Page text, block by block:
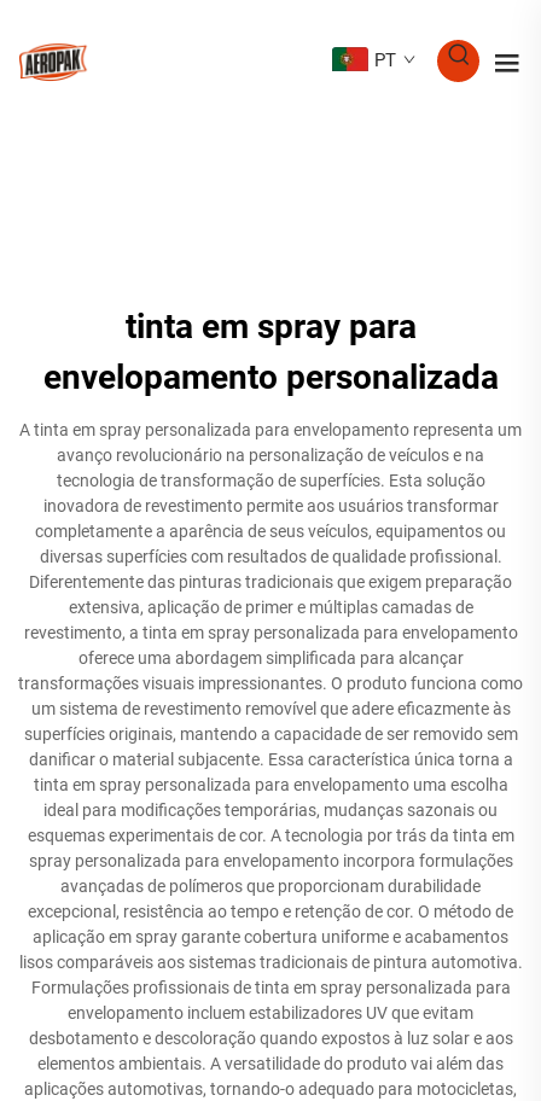
PT
tinta em spray para
envelopamento personalizada
A tinta em spray personalizada para envelopamento representa um
avanço revolucionário na personalização de veículos e na
tecnologia de transformação de superfícies. Esta solução
inovadora de revestimento permite aos usuários transformar
completamente a aparência de seus veículos, equipamentos ou
diversas superfícies com resultados de qualidade profissional.
Diferentemente das pinturas tradicionais que exigem preparação
extensiva, aplicação de primer e múltiplas camadas de
revestimento, a tinta em spray personalizada para envelopamento
oferece uma abordagem simplificada para alcançar
transformações visuais impressionantes. O produto funciona como
um sistema de revestimento removível que adere eficazmente às
superfícies originais, mantendo a capacidade de ser removido sem
danificar o material subjacente. Essa característica única torna a
tinta em spray personalizada para envelopamento uma escolha
ideal para modificações temporárias, mudanças sazonais ou
esquemas experimentais de cor. A tecnologia por trás da tinta em
spray personalizada para envelopamento incorpora formulações
avançadas de polímeros que proporcionam durabilidade
excepcional, resistência ao tempo e retenção de cor. O método de
aplicação em spray garante cobertura uniforme e acabamentos
lisos comparáveis aos sistemas tradicionais de pintura automotiva.
Formulações profissionais de tinta em spray personalizada para
envelopamento incluem estabilizadores UV que evitam
desbotamento e descoloração quando expostos à luz solar e aos
elementos ambientais. A versatilidade do produto vai além das
aplicações automotivas, tornando-o adequado para motocicletas,